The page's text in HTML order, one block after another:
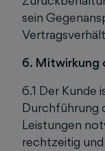
sein
6. Mitwirkung
6.1 Der Kunde
Durchführung
Leistungen
rechtzeitig